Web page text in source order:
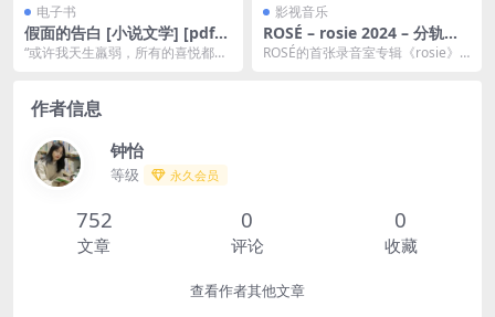
电子书
假面的告白 [ 小说文学] [pdf
+全格式]夸克网盘下载
“或许我天生羸弱，所有的喜悦都掺
影视音乐
ROSÉ – rosie 2024 – 分轨无
损压缩ALAC格式音乐专辑
ROSÉ的首张录音室专辑《rosie》
作者信息
钟怡
等级 永久会员
752
文章
0
评论
0
收藏
查看作者其他文章